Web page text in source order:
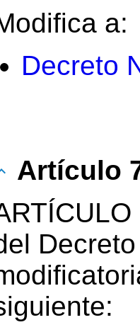
a:
Decreto
Artículo